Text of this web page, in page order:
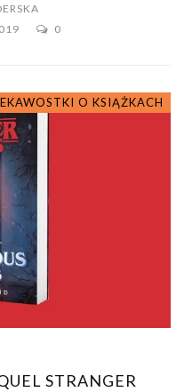
0
O KSIĄŻKACH
STRANGER